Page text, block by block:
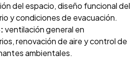
del espacio, diseño funcional del
y condiciones de evacuación.
ventilación general en
renovación de aire y control de
ambientales.